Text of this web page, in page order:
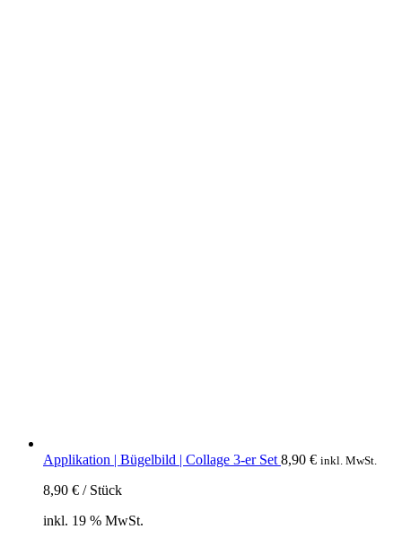
Applikation | Bügelbild | Collage 3-er Set 8,90 € inkl. MwSt.
8,90 € / Stück
inkl. 19 % MwSt.